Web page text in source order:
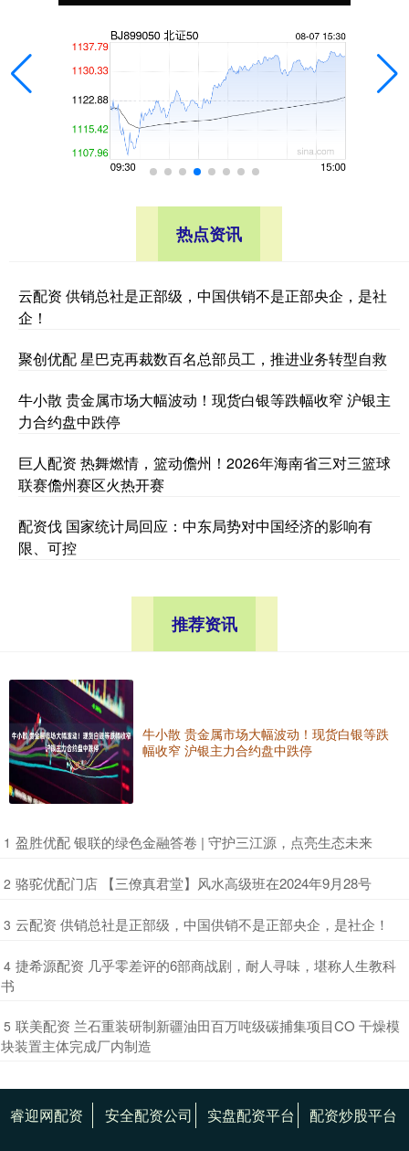
热点资讯
云配资 供销总社是正部级，中国供销不是正部央企，是社
企！
聚创优配 星巴克再裁数百名总部员工，推进业务转型自救
牛小散 贵金属市场大幅波动！现货白银等跌幅收窄 沪银主
力合约盘中跌停
巨人配资 热舞燃情，篮动儋州！2026年海南省三对三篮球
联赛儋州赛区火热开赛
配资伐 国家统计局回应：中东局势对中国经济的影响有
限、可控
推荐资讯
牛小散 贵金属市场大幅波动！现货白银等跌
幅收窄 沪银主力合约盘中跌停
1 ​盈胜优配 银联的绿色金融答卷 | 守护三江源，点亮生态未来
2 ​骆驼优配门店 【三僚真君堂】风水高级班在2024年9月28号
3 ​云配资 供销总社是正部级，中国供销不是正部央企，是社企！
4 ​捷希源配资 几乎零差评的6部商战剧，耐人寻味，堪称人生教科
书
5 ​联美配资 兰石重装研制新疆油田百万吨级碳捕集项目CO 干燥模
块装置主体完成厂内制造
睿迎网配资 安全配资公司 实盘配资平台 配资炒股平台